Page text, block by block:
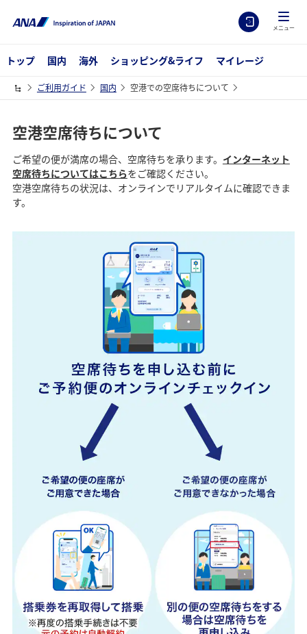
メニュー
トップ 国内 海外 ショッピング&ライフ マイレージ
ご利用ガイド 国内 空港での空席待ちについて
空港空席待ちについて
ご希望の便が満席の場合、空席待ちを承ります。 インターネット
空席待ちについてはこちらをご確認ください。
空港空席待ちの状況は、オンラインでリアルタイムに確認できま
す。